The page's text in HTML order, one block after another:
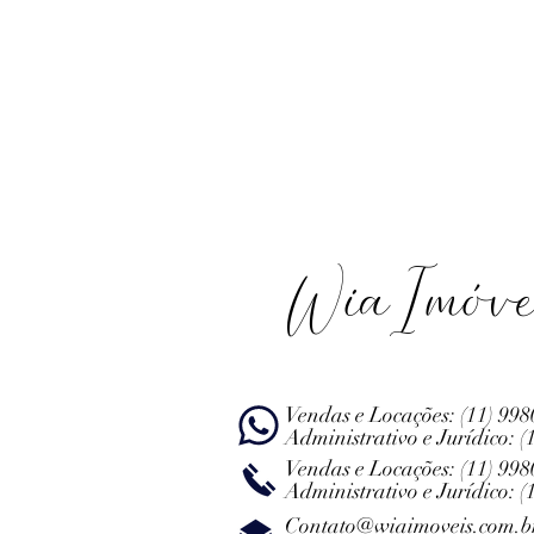
Vendas e Locações: (11)
Administrativo e Jurídico:
Vendas e Locações: (11)
Administrativo e Jurídico: